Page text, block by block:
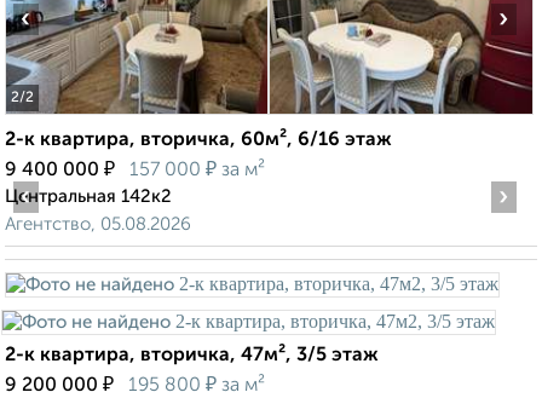
2/2
‹ ›
2-к квартира, вторичка, 60м², 6/16 этаж
9 400 000 ₽ 157 000 ₽ за м²
Центральная 142к2
Агентство, 05.08.2026
‹ ›
2-к квартира, вторичка, 47м², 3/5 этаж
9 200 000 ₽ 195 800 ₽ за м²